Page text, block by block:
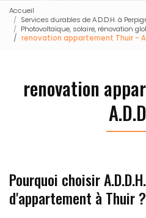
Accueil
Services durables de A.D.D.H. à
Photovoltaïque, solaire, rénovation
renovation appartement Thuir -
renovation
Pourquoi choisir
d'appartement à Thuir ?